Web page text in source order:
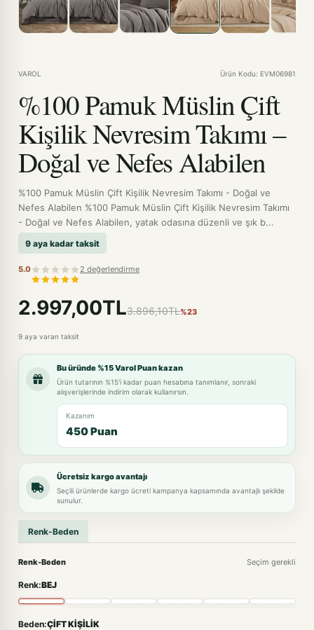
VAROL Ürün Kodu: EVM06981
%100 Pamuk Müslin Çift
Kişilik Nevresim Takımı –
Doğal ve Nefes Alabilen
%100 Pamuk Müslin Çift Kişilik Nevresim Takımı - Doğal ve
Nefes Alabilen %100 Pamuk Müslin Çift Kişilik Nevresim Takımı
- Doğal ve Nefes Alabilen, yatak odasına düzenli ve şık b...
9 aya kadar taksit
5.0 2 değerlendirme
2.997,00TL3.896,10TL%23
9 aya varan taksit
Bu üründe %15 Varol Puan kazan
Ürün tutarının %15'i kadar puan hesabına tanımlanır, sonraki
alışverişlerinde indirim olarak kullanırsın.
Kazanım
450 Puan
Ücretsiz kargo avantajı
Seçili ürünlerde kargo ücreti kampanya kapsamında avantajlı şekilde
sunulur.
Renk-Beden
Renk-Beden Seçim gerekli
Renk:BEJ
Beden:ÇİFT KİŞİLİK